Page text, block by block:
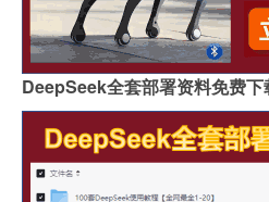
DeepSeek全套部署资料免费下